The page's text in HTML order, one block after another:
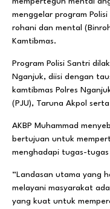
menggelar program
rohani dan mental
Kamtibmas.
Program Polisi Santri
Nganjuk, diisi dengan
kamtibmas Polres
(PJU), Taruna Akpol
AKBP Muhammad
bertujuan untuk
menghadapi tugas-
“Landasan utama yang
melayani masyarakat
yang kuat untuk